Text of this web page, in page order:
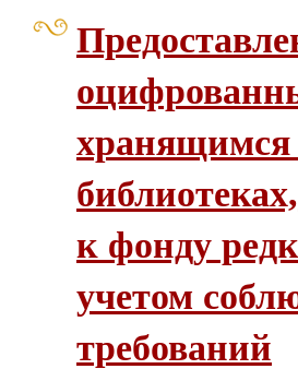
хранящимся
к фонду
учетом
требований